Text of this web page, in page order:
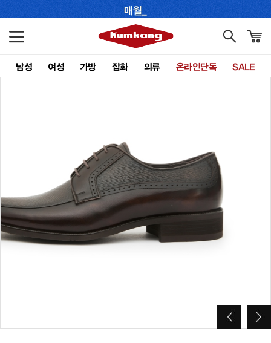
남성 여성 가방 잡화 의류 온라인단독 SALE